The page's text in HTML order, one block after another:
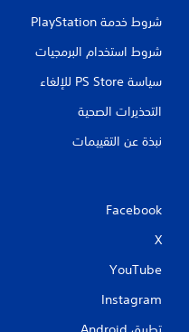
شروط خدمة PlayStation‏
شروط استخدام البرمجيات
سياسة PS Store للإلغاء
التحذيرات الصحية
نبذة عن التقييمات
Facebook
X
YouTube
Instagram